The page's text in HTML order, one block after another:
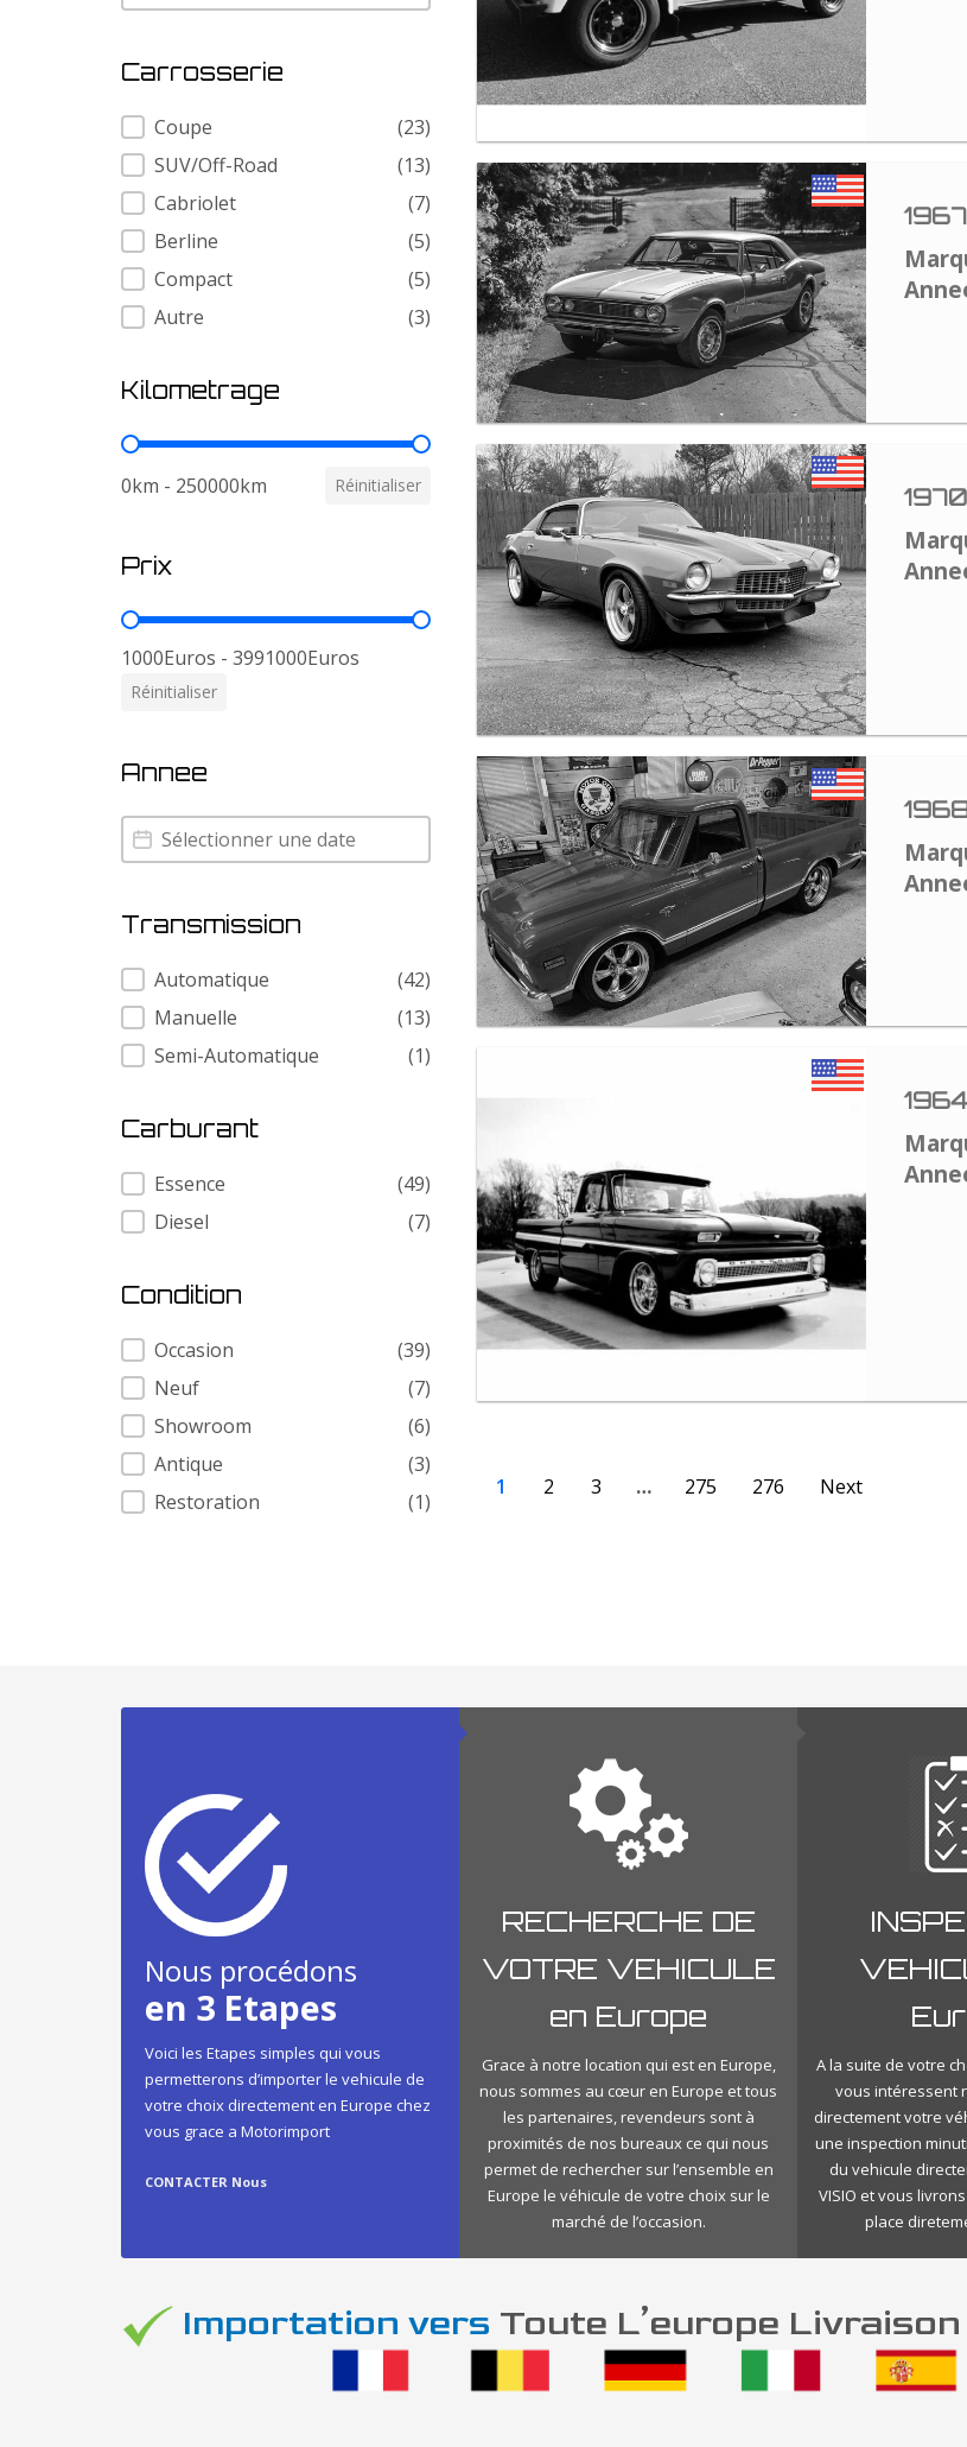
Carrosserie
Carrosserie
Coupe
(23)
SUV/Off-Road
(13)
Cabriolet
(7)
Berline
(5)
Compact
(5)
Autre
(3)
Kilometrage
Kilometrage
0km - 250000km Réinitialiser
Prix
Prix
1000Euros - 3991000Euros
Réinitialiser
Annee
Annee
Annee
Transmission
Transmission
Automatique
(42)
Manuelle
(13)
Semi-Automatique
(1)
Carburant
Carburant
Essence
(49)
Diesel
(7)
Condition
Condition
Occasion
(39)
Neuf
(7)
Showroom
(6)
Antique
(3)
Restoration
(1)
1 2 3 … 275 276 Next
Nous procédons
en 3 Etapes
Voici les Etapes simples qui vous
permetterons d’importer le vehicule de
votre choix directement en Europe chez
vous grace a Motorimport
CONTACTER Nous
RECHERCHE DE
VOTRE VEHICULE
en Europe
Grace à notre location qui est en Europe,
nous sommes au cœur en Europe et tous
les partenaires, revendeurs sont à
proximités de nos bureaux ce qui nous
permet de rechercher sur l’ensemble en
Europe le véhicule de votre choix sur le
marché de l’occasion.
A la suite de votre
vous intéressent
directement votre
une inspection
du vehicule
VISIO et vous
place
Importation vers Toute L’europe